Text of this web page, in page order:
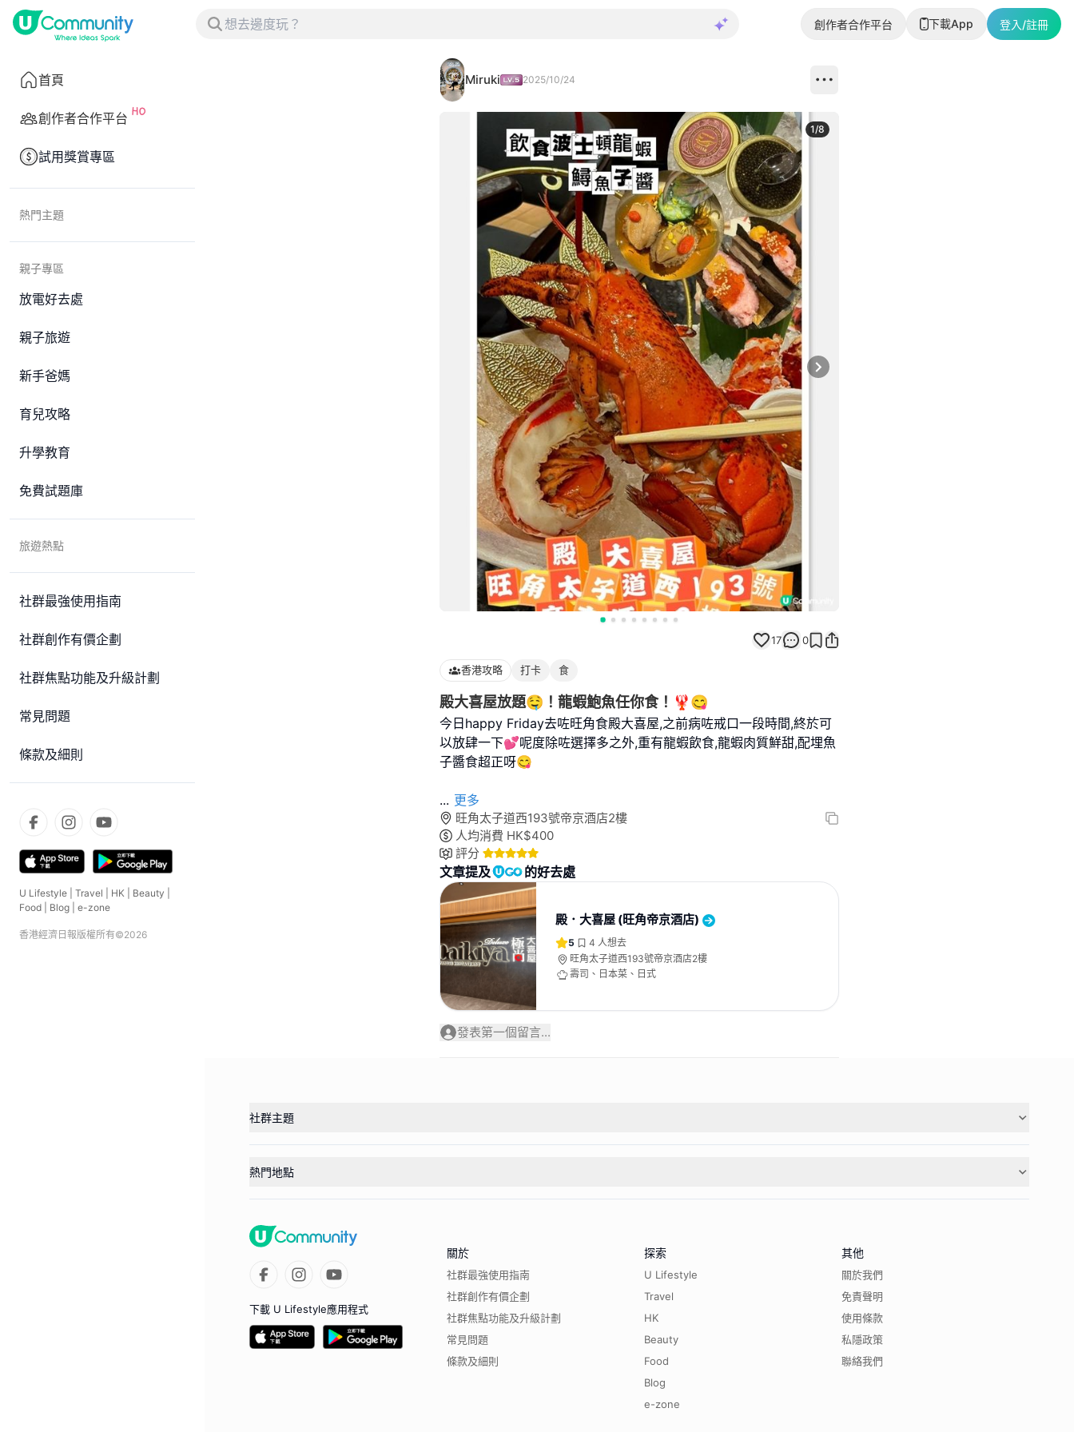
創作者合作平台 下載App 登入/註冊
首頁
創作者合作平台
試用獎賞專區
熱門主題
親子專區
放電好去處
親子旅遊
新手爸媽
育兒攻略
升學教育
免費試題庫
旅遊熱點
社群最強使用指南
社群創作有價企劃
社群焦點功能及升級計劃
常見問題
條款及細則
U Lifestyle Travel HK Beauty
Food
Blog e-zone
香港經濟日報版權所有©2026
Miruki 2025/10/24
Next slide
1/8
17 0
香港攻略 打卡 食
殿大喜屋放題🤤！龍蝦鮑魚任你食！🦞😋
今日happy Friday去咗旺角食殿大喜屋,之前病咗戒口一段時間,終於可
以放肆一下💕呢度除咗選擇多之外,重有龍蝦飲食,龍蝦肉質鮮甜,配埋魚
子醬食超正呀😋
... 更多
旺角太子道西193號帝京酒店2樓
人均消費 HK$400
評分
文章提及 的好去處
殿．大喜屋 (旺角帝京酒店)
5 4 人想去
旺角太子道西193號帝京酒店2樓
壽司、日本菜、日式
發表第一個留言...
社群主題
熱門地點
下載 U Lifestyle應用程式
關於
社群最強使用指南
社群創作有價企劃
社群焦點功能及升級計劃
常見問題
條款及細則
探索
U Lifestyle
Travel
HK
Beauty
Food
Blog
e-zone
其他
關於我們
免責聲明
使用條款
私隱政策
聯絡我們